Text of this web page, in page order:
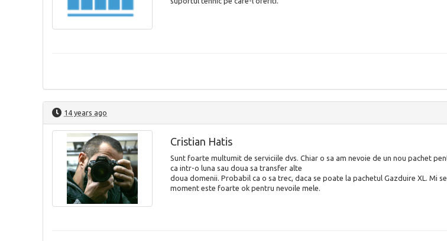
14 years ago
Cristian Hatis
Sunt foarte multumit de serviciile dvs. Chiar o sa am nevoie de un nou pachet
ca intr-o luna sau doua sa transfer alte
doua domenii. Probabil ca o sa trec, daca se poate la pachetul Gazduire XL. Mi
moment este foarte ok pentru nevoile mele.